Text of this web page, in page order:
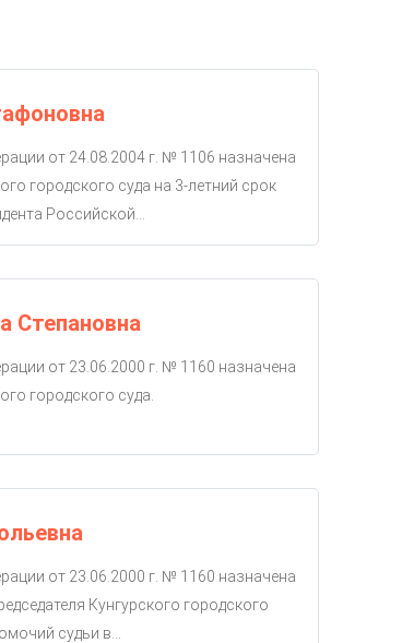
от 24.08.2004 г. № 1106 назначена
городского суда на 3-летний срок
Российской...
Степановна
от 23.06.2000 г. № 1160 назначена
городского суда.
от 23.06.2000 г. № 1160 назначена
Кунгурского городского
судьи в...